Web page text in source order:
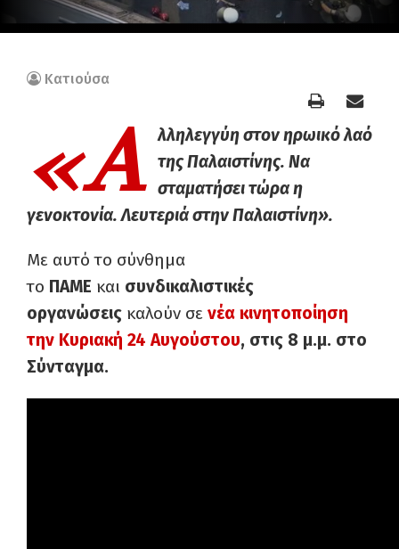
Κατιούσα
«Α
λληλεγγύη στον ηρωικό λαό
της Παλαιστίνης. Να
σταματήσει τώρα η
γενοκτονία. Λευτεριά στην Παλαιστίνη».
Με αυτό το σύνθημα
το ΠΑΜΕ και συνδικαλιστικές
οργανώσεις καλούν σε νέα κινητοποίηση
την Κυριακή 24 Αυγούστου, στις 8 μ.μ. στο
Σύνταγμα.